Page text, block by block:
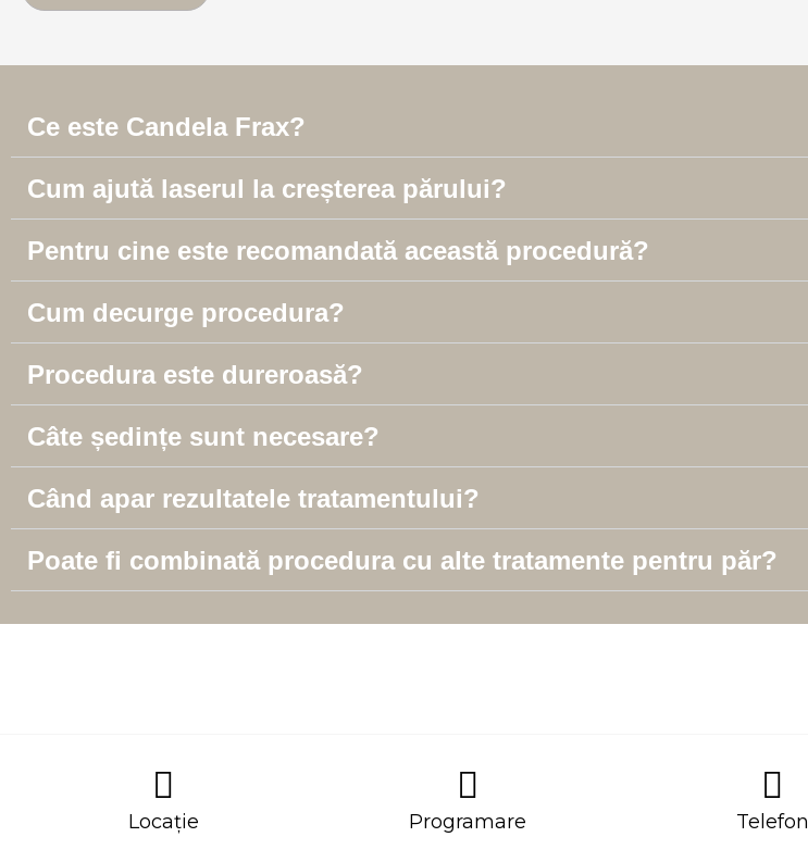
Ce este Candela Frax?
Cum ajută laserul la creșterea părului?
Pentru cine este recomandată această procedură?
Cum decurge procedura?
Procedura este dureroasă?
Câte ședințe sunt necesare?
Când apar rezultatele tratamentului?
Poate fi combinată procedura cu alte tratamente pentru păr?
Locație Programare Telefon